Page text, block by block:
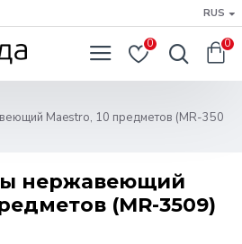
RUS
0 0
Maestro, 10 предметов (MR-350
нержавеющий
(MR-3509)